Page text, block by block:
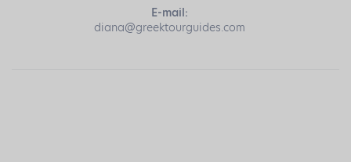
E-mail:
diana@greektourguides.com